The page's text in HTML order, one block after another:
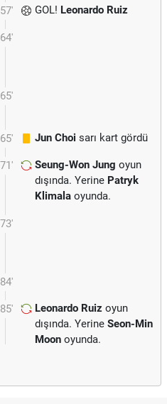
57' GOL! Leonardo Ruiz
64'
65'
65' Jun Choi sarı kart gördü
71' Seung-Won Jung oyun
dışında. Yerine Patryk
Klimala oyunda.
73'
84'
85' Leonardo Ruiz oyun
dışında. Yerine Seon-Min
Moon oyunda.